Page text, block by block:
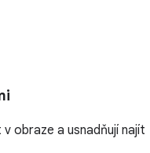
obraze a usnadňují najít